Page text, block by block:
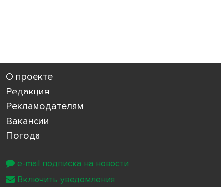
О проекте
Редакция
Рекламодателям
Вакансии
Погода
e-mail подписка на новости
Включить уведомления